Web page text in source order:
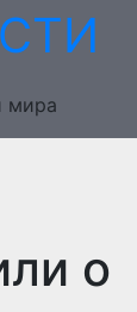
мира
о